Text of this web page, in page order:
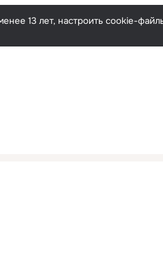
Русский
13 лет, настроить cookie-